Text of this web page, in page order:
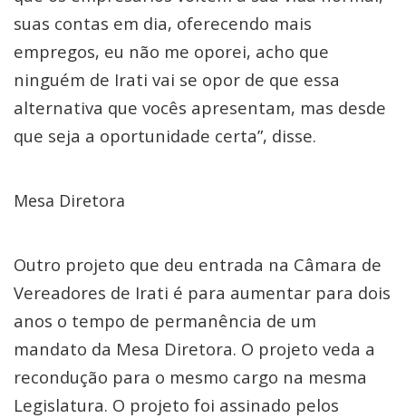
suas contas em dia, oferecendo mais
empregos, eu não me oporei, acho que
ninguém de Irati vai se opor de que essa
alternativa que vocês apresentam, mas desde
que seja a oportunidade certa”, disse.
Mesa Diretora
Outro projeto que deu entrada na Câmara de
Vereadores de Irati é para aumentar para dois
anos o tempo de permanência de um
mandato da Mesa Diretora. O projeto veda a
recondução para o mesmo cargo na mesma
Legislatura. O projeto foi assinado pelos